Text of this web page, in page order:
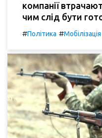
компанії
чим слід бути
#Політика #Мобілізація